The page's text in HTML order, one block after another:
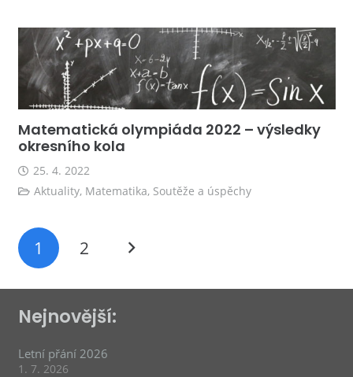
Matematická olympiáda 2022 – výsledky
okresního kola
25. 4. 2022
Aktuality, Matematika, Soutěže a úspěchy
1 2
Nejnovější:
Letní přání 2026
1. 7. 2026